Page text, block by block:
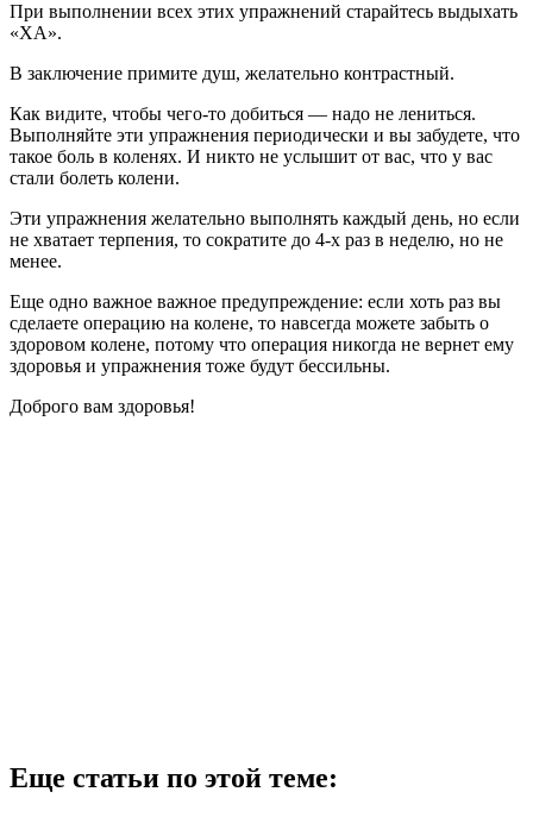
При выполнении всех этих упражнений старайтесь выдыхать
«ХА».
В заключение примите душ, желательно контрастный.
Как видите, чтобы чего-то добиться — надо не лениться.
Выполняйте эти упражнения периодически и вы забудете, что
такое боль в коленях. И никто не услышит от вас, что у вас
стали болеть колени.
Эти упражнения желательно выполнять каждый день, но если
не хватает терпения, то сократите до 4-х раз в неделю, но не
менее.
Еще одно важное важное предупреждение: если хоть раз вы
сделаете операцию на колене, то навсегда можете забыть о
здоровом колене, потому что операция никогда не вернет ему
здоровья и упражнения тоже будут бессильны.
Доброго вам здоровья!
Еще статьи по этой теме: